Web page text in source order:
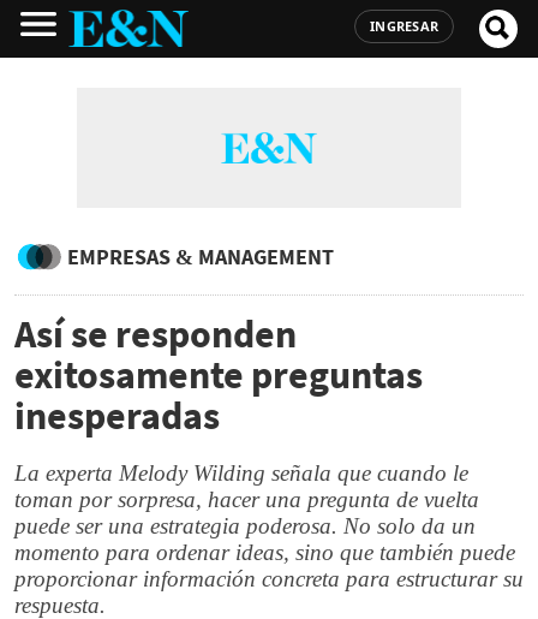
INGRESAR
EMPRESAS & MANAGEMENT
Así se responden
exitosamente preguntas
inesperadas
La experta Melody Wilding señala que cuando le
toman por sorpresa, hacer una pregunta de vuelta
puede ser una estrategia poderosa. No solo da un
momento para ordenar ideas, sino que también puede
proporcionar información concreta para estructurar su
respuesta.